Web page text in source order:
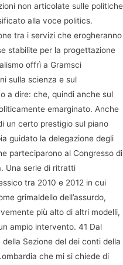
non articolate sulle politiche
alla voce politics.
tra i servizi che erogheranno
stabilite per la progettazione
offrì a Gramsci
sulla scienza e sul
a dire: che, quindi anche sul
emarginato. Anche
un certo prestigio sul piano
guidato la delegazione degli
parteciparono al Congresso di
Una serie di ritratti
tra 2010 e 2012 in cui
grimaldello dell’assurdo,
più alto di altri modelli,
ampio intervento. 41 Dal
Sezione del dei conti della
che mi si chiede di